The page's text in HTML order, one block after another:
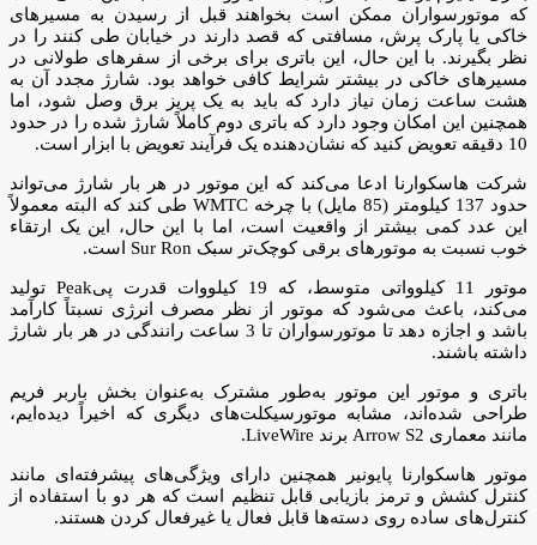
که موتورسواران ممکن است بخواهند قبل از رسیدن به مسیرهای
خاکی یا پارک پرش، مسافتی که قصد دارند در خیابان طی کنند را در
نظر بگیرند. با این حال، این باتری برای برخی از سفرهای طولانی در
مسیرهای خاکی در بیشتر شرایط کافی خواهد بود. شارژ مجدد آن به
هشت ساعت زمان نیاز دارد که باید به یک پریز برق وصل شود، اما
همچنین این امکان وجود دارد که باتری دوم کاملاً شارژ شده را در حدود
10 دقیقه تعویض کنید که نشان‌دهنده یک فرآیند تعویض با ابزار است.
شرکت هاسکوارنا ادعا می‌کند که این موتور در هر بار شارژ می‌تواند
حدود 137 کیلومتر (85 مایل) با چرخه WMTC طی کند که البته معمولاً
این عدد کمی بیشتر از واقعیت است، اما با این حال، این یک ارتقاء
خوب نسبت به موتورهای برقی کوچک‌تر سبک Sur Ron است.
موتور 11 کیلوواتی متوسط، که 19 کیلووات قدرت پیPeak تولید
می‌کند، باعث می‌شود که موتور از نظر مصرف انرژی نسبتاً کارآمد
باشد و اجازه دهد تا موتورسواران تا 3 ساعت رانندگی در هر بار شارژ
داشته باشند.
باتری و موتور این موتور به‌طور مشترک به‌عنوان بخش باربر فریم
طراحی شده‌اند، مشابه موتورسیکلت‌های دیگری که اخیراً دیده‌ایم،
مانند معماری Arrow S2 برند LiveWire.
موتور هاسکوارنا پایونیر همچنین دارای ویژگی‌های پیشرفته‌ای مانند
کنترل کشش و ترمز بازیابی قابل تنظیم است که هر دو با استفاده از
کنترل‌های ساده روی دسته‌ها قابل فعال یا غیرفعال کردن هستند.